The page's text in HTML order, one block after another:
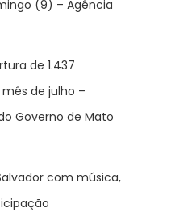
(9) – Agência
de 1.437
de julho –
Governo de Mato
com música,